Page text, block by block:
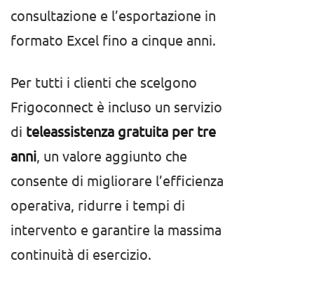
consultazione e l’esportazione in
formato Excel fino a cinque anni.
Per tutti i clienti che scelgono
Frigoconnect è incluso un servizio
di teleassistenza gratuita per tre
anni , un valore aggiunto che
consente di migliorare l’efficienza
operativa, ridurre i tempi di
intervento e garantire la massima
continuità di esercizio.